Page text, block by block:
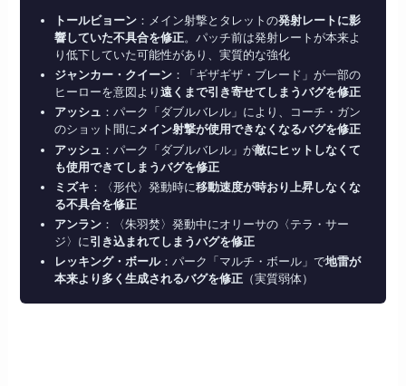
トールビョーン ：メイン射撃とタレットの発射レートに影
響していた不具合を修正。パッチ前は発射レートが本来よ
り低下していた可能性があり、実質的な強化
ジャンカー・クイーン ：「ギザギザ・ブレード」が一部の
ヒーローを意図より遠くまで引き寄せてしまうバグを修正
アッシュ ：パーク「ダブルバレル」により、コーチ・ガン
のショット間にメイン射撃が使用できなくなるバグを修正
アッシュ ：パーク「ダブルバレル」が敵にヒットしなくて
も使用できてしまうバグを修正
ミズキ ：〈形代〉発動時に移動速度が時おり上昇しなくな
る不具合を修正
アンラン ：〈朱羽焚〉発動中にオリーサの〈テラ・サー
ジ〉に引き込まれてしまうバグを修正
レッキング・ボール：パーク「マルチ・ボール」で地雷が
本来より多く生成されるバグを修正 （実質弱体）